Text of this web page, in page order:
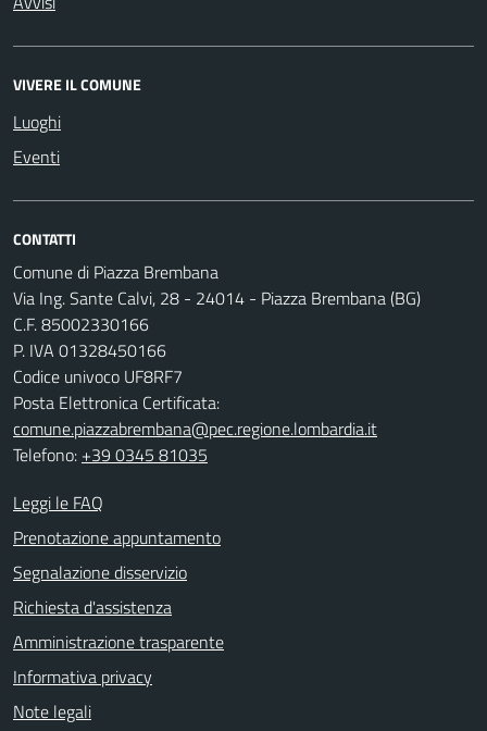
VIVERE IL COMUNE
Luoghi
Eventi
CONTATTI
Comune di Piazza Brembana
Via Ing. Sante Calvi, 28 - 24014 - Piazza Brembana (BG)
C.F. 85002330166
P. IVA 01328450166
Codice univoco UF8RF7
Posta Elettronica Certificata:
comune.piazzabrembana@pec.regione.lombardia.it
Telefono: +39 0345 81035
Leggi le FAQ
Prenotazione appuntamento
Segnalazione disservizio
Richiesta d'assistenza
Amministrazione trasparente
Informativa privacy
Note legali